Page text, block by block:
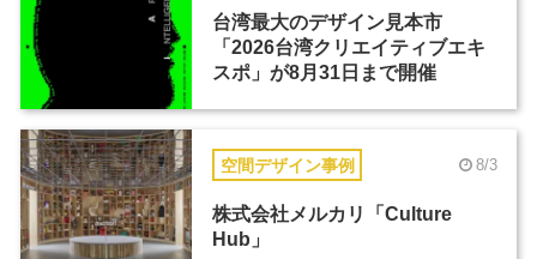
台湾最大のデザイン見本市
「2026台湾クリエイティブエキ
スポ」が8月31日まで開催
空間デザイン事例 8/3
株式会社メルカリ「Culture
Hub」